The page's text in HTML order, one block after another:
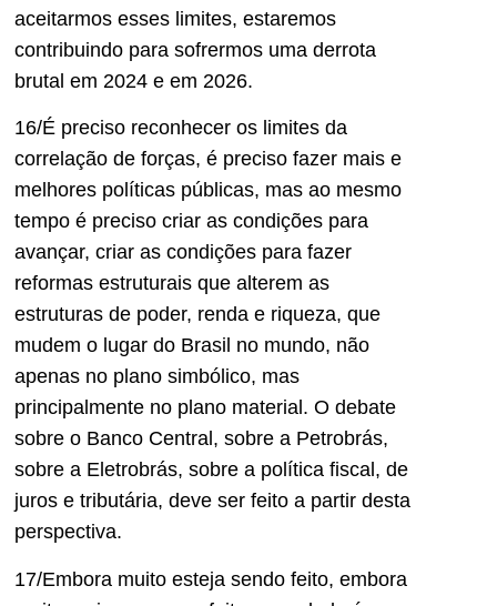
aceitarmos esses limites, estaremos
contribuindo para sofrermos uma derrota
brutal em 2024 e em 2026.
16/É preciso reconhecer os limites da
correlação de forças, é preciso fazer mais e
melhores políticas públicas, mas ao mesmo
tempo é preciso criar as condições para
avançar, criar as condições para fazer
reformas estruturais que alterem as
estruturas de poder, renda e riqueza, que
mudem o lugar do Brasil no mundo, não
apenas no plano simbólico, mas
principalmente no plano material. O debate
sobre o Banco Central, sobre a Petrobrás,
sobre a Eletrobrás, sobre a política fiscal, de
juros e tributária, deve ser feito a partir desta
perspectiva.
17/Embora muito esteja sendo feito, embora